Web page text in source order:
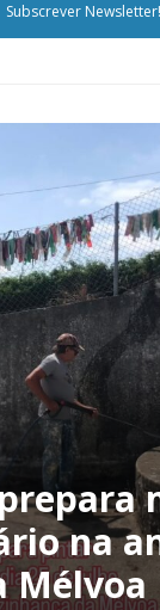
Subscrever Newsletter!
na
Mélvoa